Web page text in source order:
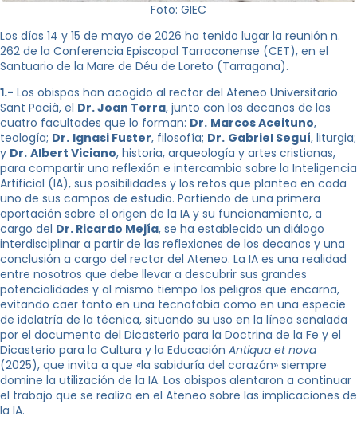
Foto: GIEC
Los días 14 y 15 de mayo de 2026 ha tenido lugar la reunión n.
262 de la Conferencia Episcopal Tarraconense (CET), en el
Santuario de la Mare de Déu de Loreto (Tarragona).
1.- Los obispos han acogido al rector del Ateneo Universitario
Sant Pacià, el Dr. Joan Torra, junto con los decanos de las
cuatro facultades que lo forman: Dr. Marcos Aceituno,
teología; Dr. Ignasi Fuster, filosofía; Dr. Gabriel Seguí, liturgia;
y Dr. Albert Viciano, historia, arqueología y artes cristianas,
para compartir una reflexión e intercambio sobre la Inteligencia
Artificial (IA), sus posibilidades y los retos que plantea en cada
uno de sus campos de estudio. Partiendo de una primera
aportación sobre el origen de la IA y su funcionamiento, a
cargo del Dr. Ricardo Mejía, se ha establecido un diálogo
interdisciplinar a partir de las reflexiones de los decanos y una
conclusión a cargo del rector del Ateneo. La IA es una realidad
entre nosotros que debe llevar a descubrir sus grandes
potencialidades y al mismo tiempo los peligros que encarna,
evitando caer tanto en una tecnofobia como en una especie
de idolatría de la técnica, situando su uso en la línea señalada
por el documento del Dicasterio para la Doctrina de la Fe y el
Dicasterio para la Cultura y la Educación Antiqua et nova
(2025), que invita a que «la sabiduría del corazón» siempre
domine la utilización de la IA. Los obispos alentaron a continuar
el trabajo que se realiza en el Ateneo sobre las implicaciones de
la IA.